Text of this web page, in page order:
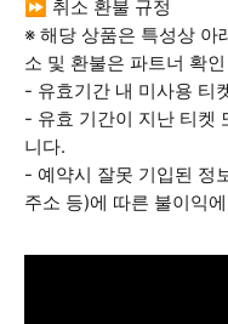
⏩ 취소 환불 규정
※ 해당 상품은 특성상 아
소 및 환불은 파트너 확
- 유효기간 내 미사용 티
- 유효 기간이 지난 티켓
니다.
- 예약시 잘못 기입된 정
주소 등)에 따른 불이익